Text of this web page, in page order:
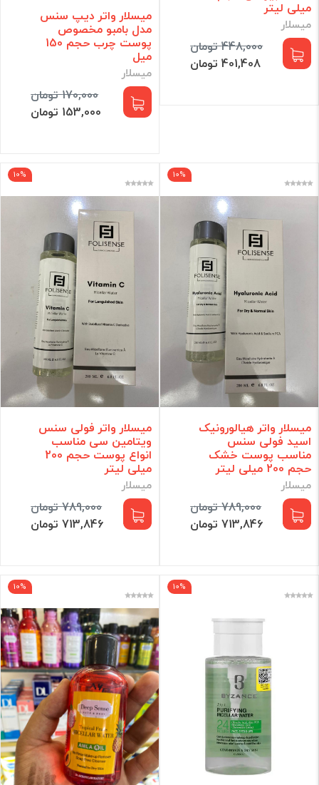
میلی لیتر
میسلار
448,000 تومان
401,408 تومان
میسلار واتر دیپ سنس
مدل بامبو مخصوص
پوست چرب حجم 150
میل
میسلار
170,000 تومان
153,000 تومان
10%
میسلار واتر هیالورونیک
اسید فولی سنس
مناسب پوست خشک
حجم 200 میلی لیتر
میسلار
789,000 تومان
713,846 تومان
10%
میسلار واتر فولی سنس
ویتامین سی مناسب
انواع پوست حجم 200
میلی لیتر
میسلار
789,000 تومان
713,846 تومان
10%
10%